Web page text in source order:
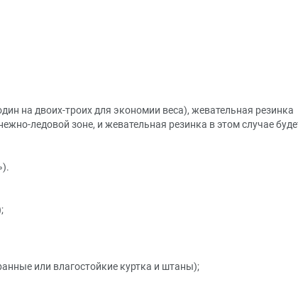
на двоих-троих для экономии веса), жевательная резинка
ледовой зоне, и жевательная резинка в этом случае
или влагостойкие куртка и штаны);